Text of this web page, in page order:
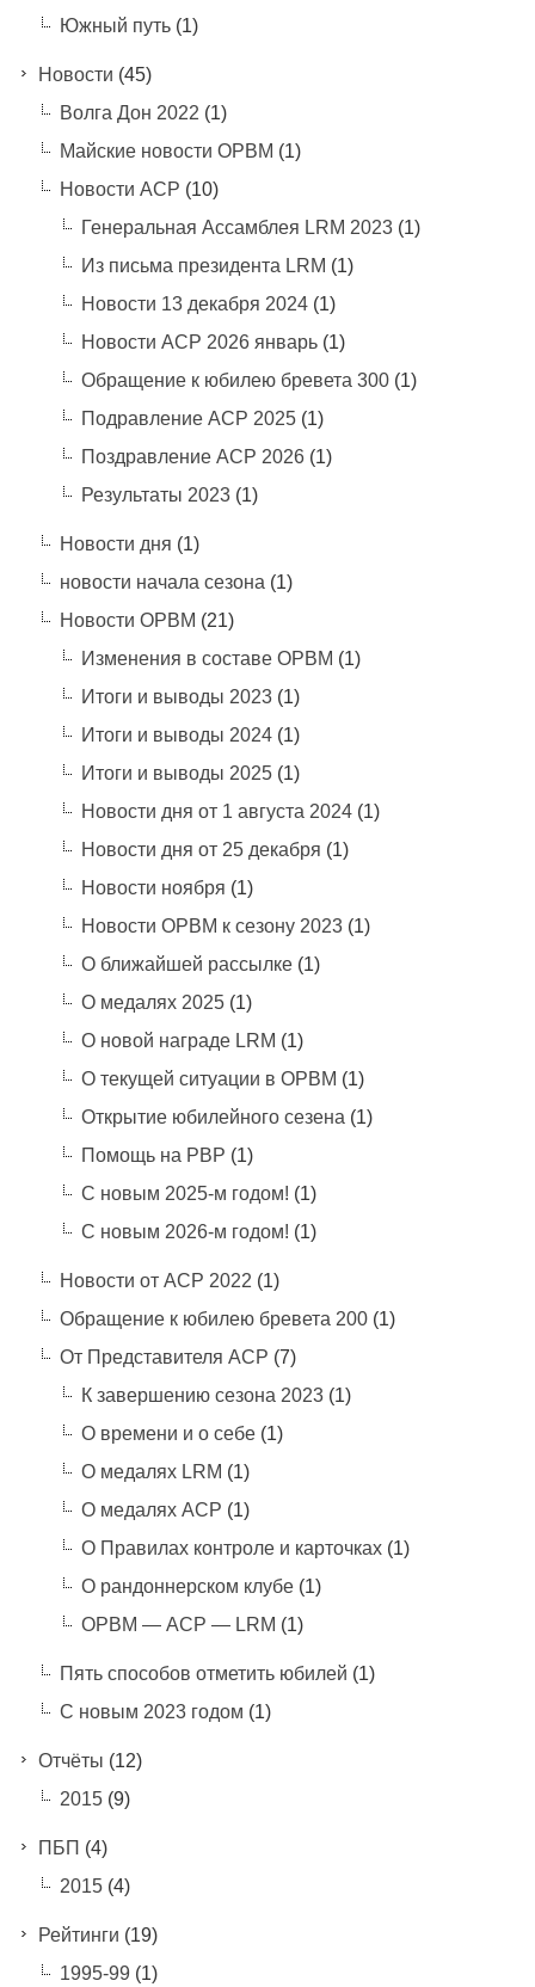
Южный путь(1)
Новости (45)
Волга Дон 2022 (1)
Майские новости ОРВМ (1)
Новости АСР (10)
Генеральная Ассамблея LRM 2023(1)
Из письма президента LRM (1)
Новости 13 декабря 2024(1)
Новости АСР 2026 январь(1)
Обращение к юбилею бревета 300(1)
Подравление АСР 2025(1)
Поздравление АСР 2026(1)
Результаты 2023(1)
Новости дня (1)
новости начала сезона(1)
Новости ОРВМ (21)
Изменения в составе ОРВМ (1)
Итоги и выводы 2023(1)
Итоги и выводы 2024(1)
Итоги и выводы 2025(1)
Новости дня от 1 августа 2024(1)
Новости дня от 25 декабря (1)
Новости ноября (1)
Новости ОРВМ к сезону 2023(1)
О ближайшей рассылке(1)
О медалях 2025(1)
О новой награде LRM (1)
О текущей ситуации в ОРВМ (1)
Открытие юбилейного сезена(1)
Помощь на РВР (1)
С новым 2025-м годом! (1)
С новым 2026-м годом! (1)
Новости от АСР 2022 (1)
Обращение к юбилею бревета 200(1)
От Представителя АСР (7)
К завершению сезона 2023(1)
О времени и о себе(1)
О медалях LRM (1)
О медалях АСР (1)
О Правилах контроле и карточках(1)
О рандоннерском клубе(1)
ОРВМ — АСР — LRM (1)
Пять способов отметить юбилей (1)
С новым 2023 годом (1)
Отчёты (12)
2015(9)
ПБП (4)
2015(4)
Рейтинги (19)
1995-99 (1)